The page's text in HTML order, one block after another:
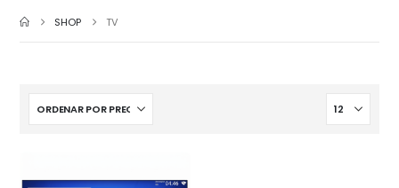
SHOP TV